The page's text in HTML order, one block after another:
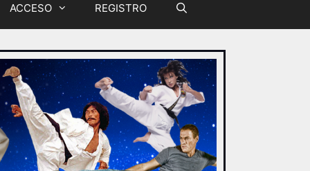
ACCESO REGISTRO